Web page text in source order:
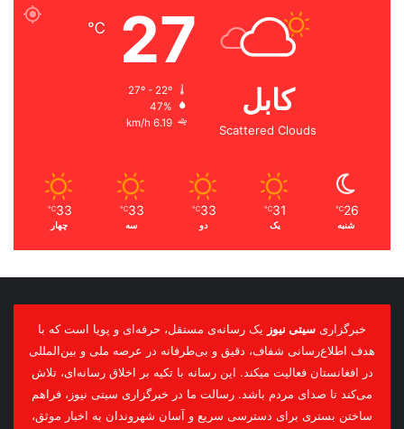
کابل
Scattered Clouds
27
℃
47%
6.19 km/h
26
℃
شنبه
31
℃
یک
33
℃
دو
33
℃
سه
33
℃
چهار
خبرگزاری سیتی نیوز یک رسانه‌ی مستقل، حرفه‌ای و پویا است که با
هدف اطلاع‌رسانی شفاف، دقیق و بی‌طرفانه در عرصه ملی و بین‌المللی
در افغانستان فعالیت میکند. این رسانه با تکیه بر اخلاق رسانه‌ای، تلاش
می‌کند تا صدای مردم باشد. رسالت ما در خبرگزاری سیتی نیوز، فراهم
ساختن بستری برای دسترسی سریع و آسان شهروندان به اخبار موثق،